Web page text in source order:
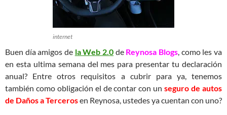
internet
Buen día amigos de la Web 2.0 de Reynosa Blogs, como les va
en esta ultima semana del mes para presentar tu declaración
anual? Entre otros requisitos a cubrir para ya, tenemos
también como obligación el de contar con unseguro de autos
de Daños a Tercerosen Reynosa, ustedes ya cuentan con uno?